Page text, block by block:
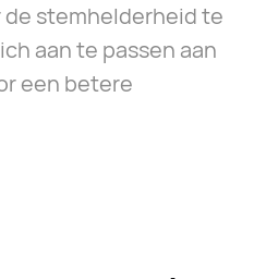
stemhelderheid te
aan te passen aan
een betere